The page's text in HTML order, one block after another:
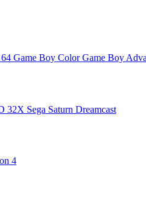
Game Boy ColorGame Boy
32X Sega Saturn Dreamcast
4